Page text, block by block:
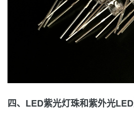
四、LED紫光灯珠和紫外光